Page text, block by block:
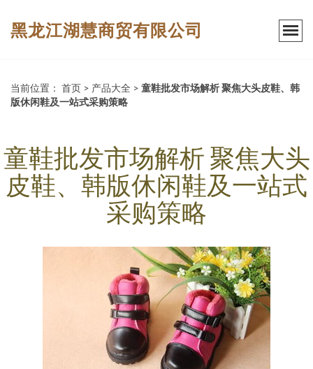
黑龙江湖慧商贸有限公司
当前位置： 首页 > 产品大全 > 童鞋批发市场解析 聚焦大头皮鞋、韩
版休闲鞋及一站式采购策略
童鞋批发市场解析 聚焦大头
皮鞋、韩版休闲鞋及一站式
采购策略